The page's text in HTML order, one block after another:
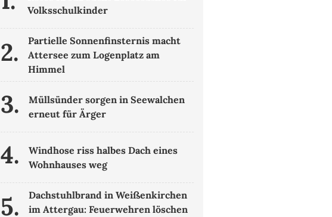
Volksschulkinder
2.
Partielle Sonnenfinsternis macht
Attersee zum Logenplatz am
Himmel
3.
Müllsünder sorgen in Seewalchen
erneut für Ärger
4.
Windhose riss halbes Dach eines
Wohnhauses weg
5.
Dachstuhlbrand in Weißenkirchen
im Attergau: Feuerwehren löschen